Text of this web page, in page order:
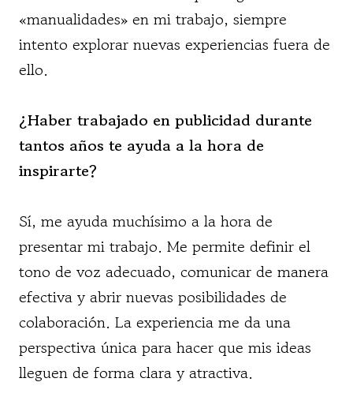
«manualidades» en mi trabajo, siempre
intento explorar nuevas experiencias fuera de
ello.
¿Haber trabajado en publicidad durante
tantos años te ayuda a la hora de
inspirarte?
Sí, me ayuda muchísimo a la hora de
presentar mi trabajo. Me permite definir el
tono de voz adecuado, comunicar de manera
efectiva y abrir nuevas posibilidades de
colaboración. La experiencia me da una
perspectiva única para hacer que mis ideas
lleguen de forma clara y atractiva.